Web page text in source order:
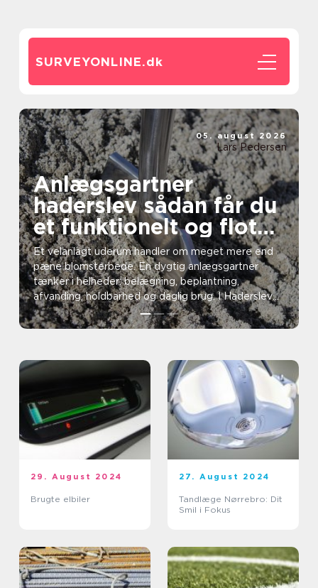
SURVEYONLINE.dk
Anlægsgartner
haderslev sådan får du
et funktionelt og flot
uderum
Et velanlagt uderum handler om meget mere end
pæne blomsterbede. En dygtig anlægsgartner
tænker i helheder: belægning, beplantning,
afvanding, holdbarhed og daglig brug. I Haderslev
og omegn vælger ma...
05. august 2026
Lars Pedersen
29. August 2024
Brugte elbiler
27. August 2024
Tandlæge Nørrebro: Dit
Smil i Fokus